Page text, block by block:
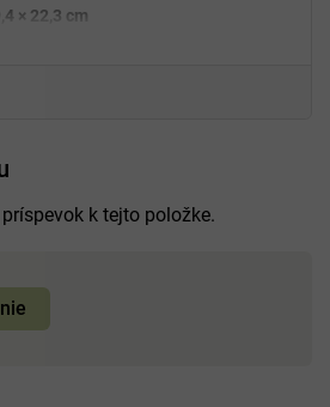
× 22,3 cm
k tejto položke.